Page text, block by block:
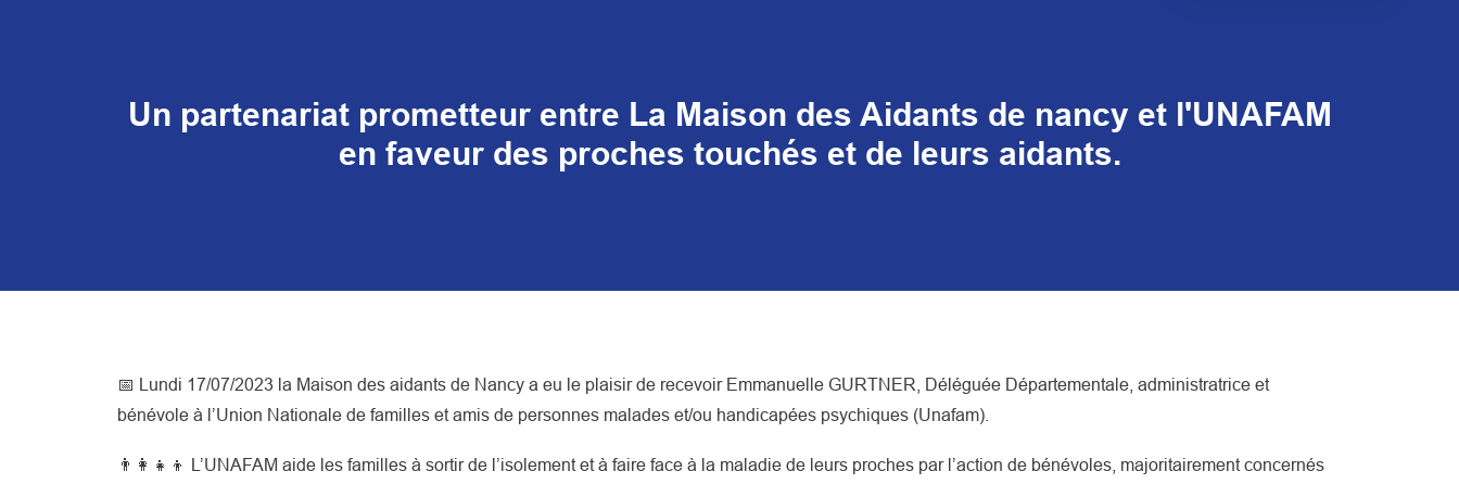
Un partenariat prometteur entre La Maison des Aidants de nancy et l'UNAFAM
en faveur des proches touchés et de leurs aidants.
📅 Lundi 17/07/2023 la Maison des aidants de Nancy a eu le plaisir de recevoir Emmanuelle GURTNER, Déléguée Départementale, administratrice et
bénévole à l’Union Nationale de familles et amis de personnes malades et/ou handicapées psychiques (Unafam).
👨‍👩‍👧‍👦 L’UNAFAM aide les familles à sortir de l’isolement et à faire face à la maladie de leurs proches par l’action de bénévoles, majoritairement concernés